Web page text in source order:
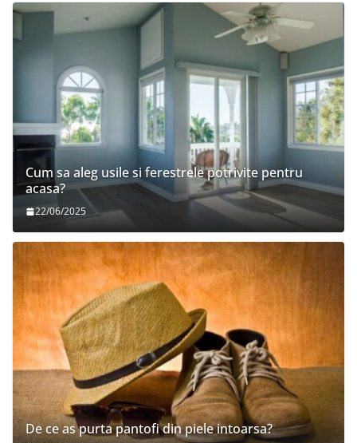
Cum sa aleg usile si ferestrele potrivite pentru
acasa?
22/06/2025
De ce as purta pantofi din piele intoarsa?